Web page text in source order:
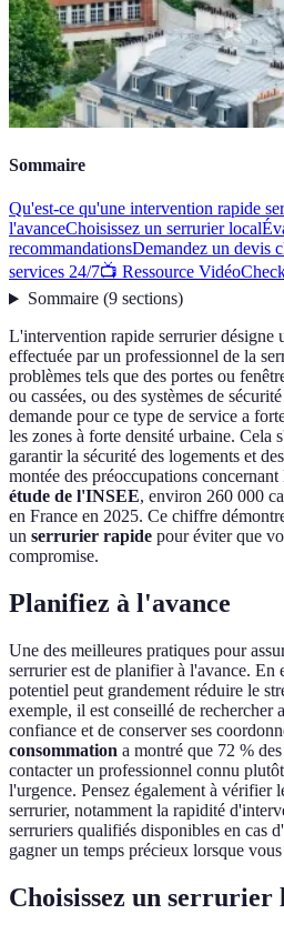
Sommaire
Qu'est-ce qu'une intervention rapide
l'avanceChoisissez un serrurier local
recommandationsDemandez un devis
services 24/7📺 Ressource Vidéo
Sommaire(9 sections)
L'intervention rapide serrurier désigne
effectuée par un professionnel de la
problèmes tels que des portes ou
ou cassées, ou des systèmes de
demande pour ce type de service a
les zones à forte densité urbaine. Cela
garantir la sécurité des logements et
montée des préoccupations concernant
étude de l'INSEE, environ 260 000
en France en 2025. Ce chiffre
un serrurier rapide pour éviter que
compromise.
Planifiez à l'avance
Une des meilleures pratiques pour
serrurier est de planifier à l'avance.
potentiel peut grandement réduire le
exemple, il est conseillé de rechercher
confiance et de conserver ses
consommation a montré que 72 %
contacter un professionnel connu
l'urgence. Pensez également à vérifier
serrurier, notamment la rapidité
serruriers qualifiés disponibles en cas
gagner un temps précieux lorsque
Choisissez un serrurier